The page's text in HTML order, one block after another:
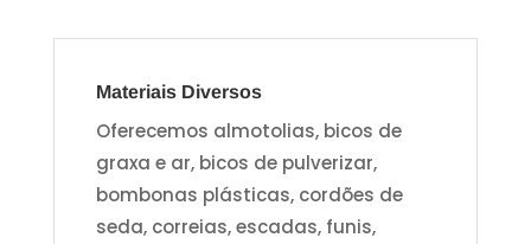
Materiais Diversos
Oferecemos almotolias, bicos de
graxa e ar, bicos de pulverizar,
bombonas plásticas, cordões de
seda, correias, escadas, funis,